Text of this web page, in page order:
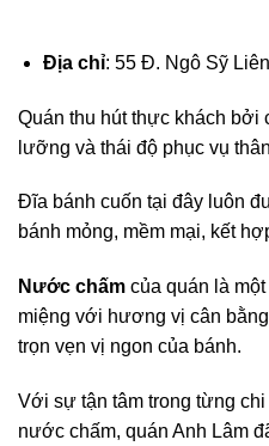
Địa chỉ: 55 Đ. Ngô Sỹ
Quán thu hút thực khách bởi
lưỡng và thái độ phục vụ
Đĩa bánh cuốn tại đây luôn
bánh mỏng, mềm mại, kết
Nước chấm của quán là
miệng với hương vị cân
trọn vẹn vị ngon của bánh.
Với sự tận tâm trong từng
nước chấm, quán Anh Lâm